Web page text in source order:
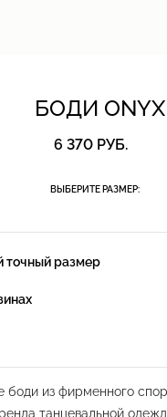
БОДИ ONYX
6 370 РУБ.
ВЫБЕРИТЕ РАЗМЕР:
точный размер
боди из фирменного
танцевальной